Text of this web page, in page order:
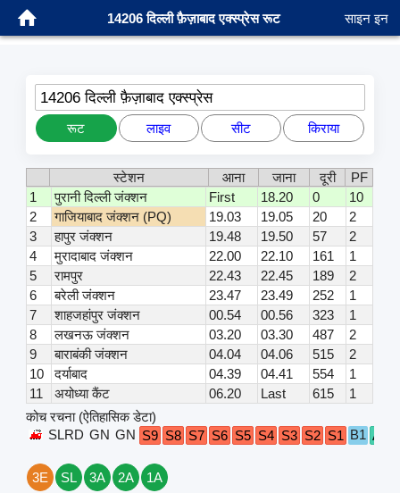
14206 दिल्ली फ़ैज़ाबाद एक्स्प्रेस रूट साइन इन
14206 दिल्ली फ़ैज़ाबाद एक्स्प्रेस
रूट लाइव सीट किराया
स्टेशन आना जाना दूरी
PF
1
पुरानी दिल्ली जंक्शन First 18.20 0
10
2
गाजियाबाद जंक्शन (PQ) 19.03 19.05 20
2
3
हापुर जंक्शन 19.48 19.50 57
2
4
मुरादाबाद जंक्शन 22.00 22.10 161
1
5
रामपुर 22.43 22.45 189
2
6
बरेली जंक्शन 23.47 23.49 252
1
7
शाहजहांपुर जंक्शन 00.54 00.56 323
1
8
लखनऊ जंक्शन 03.20 03.30 487
2
9
बाराबंकी जंक्शन 04.04 04.06 515
2
10
दर्याबाद 04.39 04.41 554
1
11
अयोध्या कैंट 06.20 Last 615
1
कोच रचना (ऐतिहासिक डेटा)
SLRD GN GN S9 S8 S7 S6 S5 S4 S3 S2 S1 B1 A1
3E SL 3A 2A
1A